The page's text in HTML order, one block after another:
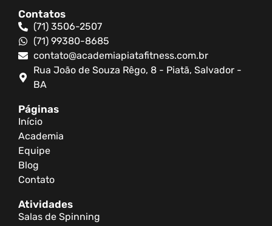
Contatos
(71) 3506-2507
(71) 99380-8685
contato@academiapiatafitness.com.br
Rua João de Souza Rêgo, 8 - Piatã, Salvador -
BA
Páginas
Início
Academia
Equipe
Blog
Contato
Atividades
Salas de Spinning